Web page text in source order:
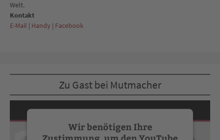
Welt.
Kontakt
E-Mail | Handy | Facebook
Zu Gast bei Mutmacher
Wir benötigen Ihre